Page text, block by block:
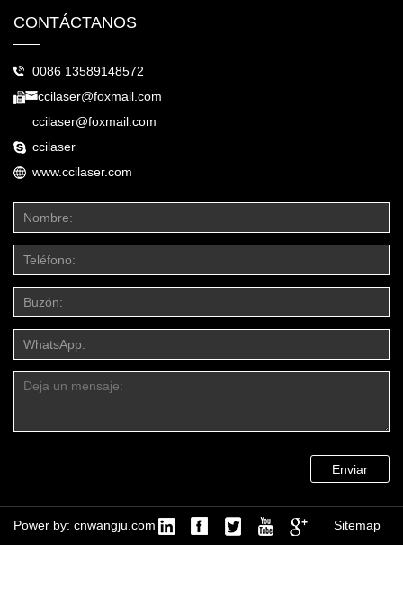
CONTÁCTANOS
0086 13589148572
ccilaser@foxmail.com
ccilaser@foxmail.com
ccilaser
www.ccilaser.com
Enviar
Power by: cnwangju.com Sitemap